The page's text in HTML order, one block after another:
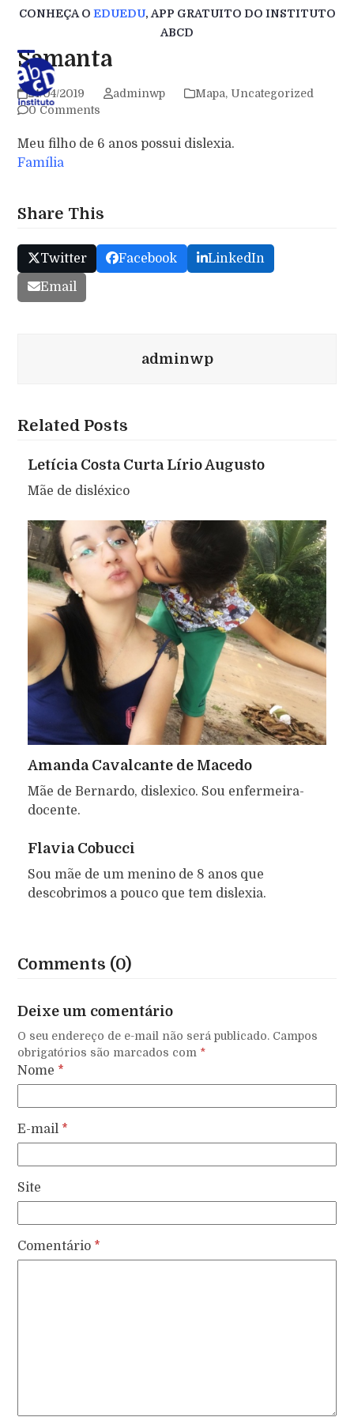
Skip
content
CONHEÇA O EDUEDU, APP GRATUITO DO INSTITUTO
ABCD
Samanta
24/04/2019 adminwp Mapa, Uncategorized
0 Comments
Meu filho de 6 anos possui dislexia.
Família
Share This
Twitter Facebook LinkedIn
Email
adminwp
Related Posts
Letícia Costa Curta Lírio Augusto
Mãe de disléxico
Amanda Cavalcante de Macedo
Mãe de Bernardo, dislexico. Sou enfermeira-
docente.
Flavia Cobucci
Sou mãe de um menino de 8 anos que
descobrimos a pouco que tem dislexia.
Comments (0)
Deixe um comentário
O seu endereço de e-mail não será publicado. Campos
obrigatórios são marcados com *
Nome *
E-mail *
Site
Comentário *